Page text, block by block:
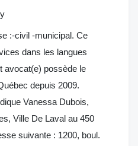
:-civil -municipal. Ce
dans les langues
avocat(e) possède le
depuis 2009.
Vanessa Dubois,
Ville De Laval au 450
suivante : 1200, boul.